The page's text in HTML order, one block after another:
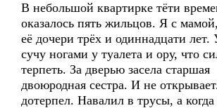
В небольшой квартирке тёти
оказалось пять жильцов. Я с
её дочери трёх и одиннадцати
сучу ногами у туалета и ору, что
терпеть. За дверью засела старшая
двоюродная сестра. И не
дотерпел. Навалил в трусы, а когда